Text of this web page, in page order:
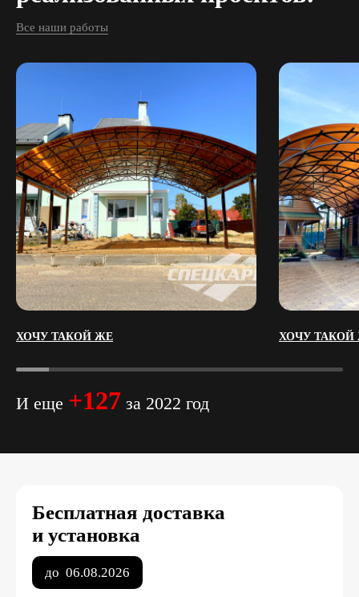
Все наши работы
ХОЧУ ТАКОЙ ЖЕ ХОЧУ ТАКОЙ
И еще +127 за 2022 год
Бесплатная доставка
и установка
до 06.08.2026